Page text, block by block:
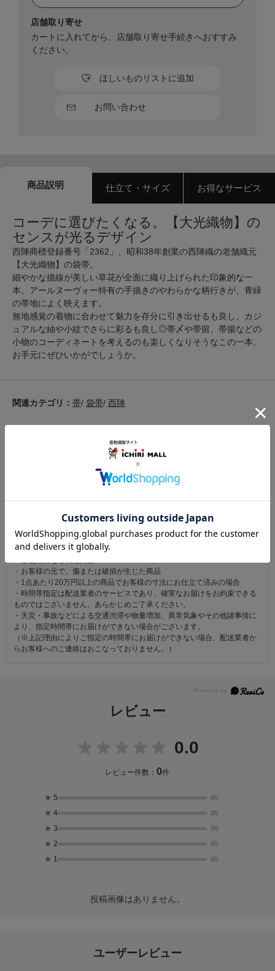
お問い合わせ
ほしいものリストに追加
店舗取り寄せ
カートに入れてから、店舗取り寄せ手続きへおすすみ
ください。
商品説明 仕立て・サイズ お得なサービス
コーデに選びたくなる。【大光織物】の
センスが光るデザイン
西陣商標登録番号「2362」、昭和38年創業の西陣織の老舗織元
【大光織物】の袋帯。
細やかな描線が美しい草花が全面に織り上げられた印象的な一
本。アールヌーヴォー特有の手描きのやわらかな柄行きが、青緑
の帯地によく映えます。
無地感覚の着物に合わせて魅力を存分に引き出せるも良し、カジ
ュアルな紬や小紋でさらに彩るも良し◎帯〆や帯留、帯揚などの
小物のコーディネートを考えるのも楽しくなりそうなこの一本、
お手元にぜひいかがでしょうか。
関連カテゴリ： 帯/ 袋帯/ 西陣
こちらの商品も見ています
お仕立て後、お客様の手元に届いてから30日以内であれば返品可能です。
ただし次に該当するものは返品をお受けできません。
・商品到着後31日以上経過した商品
・お客様の元で、傷または破損が生じた商品
・1点あたり20万円以上の商品でお客様の寸法にお仕立て済みの場合
・時間帯指定は配送業者のサービスであり、確実なお届けをお約束できる
ものではございません。あらかじめご了承ください。
・天災・事故などによる交通渋滞や物量増加、異常気象やその他諸事情に
より、指定時間帯にお届けができない場合がございます。
（※上記理由によりご指定の時間帯にお届けができない場合、配送業者か
らお客様へのご連絡はおこなっておりません。）
レビュー
0.0
レビュー件数：0件
★ 5 (0)
★ 4 (0)
★ 3 (0)
★ 2 (0)
★ 1 (0)
投稿画像はありません。
ユーザーレビュー